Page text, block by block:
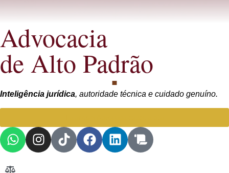
Advocacia
de Alto Padrão
Inteligência jurídica, autoridade técnica e cuidado genuíno.